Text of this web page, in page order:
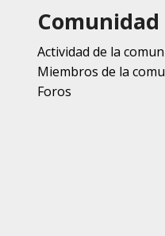
Comunidad
Actividad de la
Miembros de la
Foros